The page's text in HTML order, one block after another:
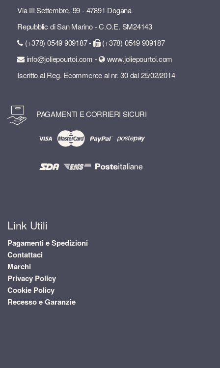
Via III Settembre, 99 - 47891 Dogana
Repubblic di San Marino - C.O.E. SM24143
(+378) 0549 909187 -
(+378) 0549 909187
info@joliepourtoi.com -
www.joliepourtoi.com
Iscritto al Reg. Ecommerce al nr. 30 dal 25/02/2014
PAGAMENTI E CORRIERI SICURI
Link Utili
Pagamenti e Spedizioni
Contattaci
Marchi
Privacy Policy
Cookie Policy
Recesso e Garanzie